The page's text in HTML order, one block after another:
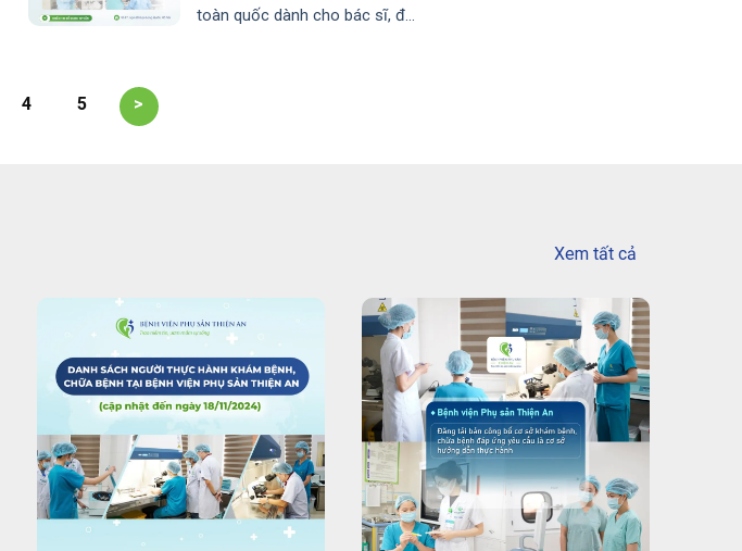
toàn quốc dành cho bác sĩ, đ...
4 5 >
Xem tất cả